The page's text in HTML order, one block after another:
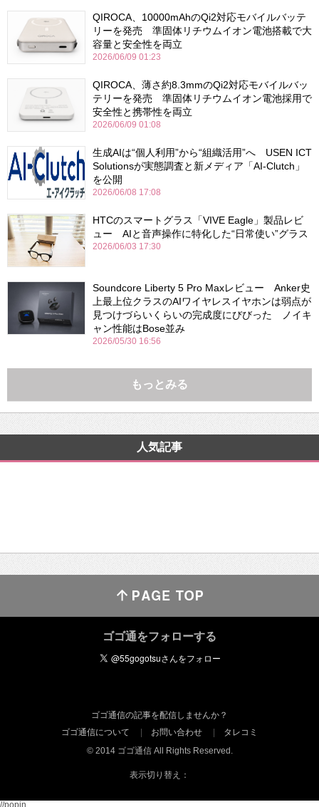
QIROCA、10000mAhのQi2対応モバイルバッテ
リーを発売 準固体リチウムイオン電池搭載で大
容量と安全性を両立
2026/06/09 01:23
QIROCA、薄さ約8.3mmのQi2対応モバイルバッ
テリーを発売 準固体リチウムイオン電池採用で
安全性と携帯性を両立
2026/06/09 01:08
生成AIは“個人利用”から“組織活用”へ USEN ICT
Solutionsが実態調査と新メディア「AI-Clutch」
を公開
2026/06/08 17:08
HTCのスマートグラス「VIVE Eagle」製品レビ
ュー AIと音声操作に特化した“日常使い”グラス
2026/06/03 17:30
Soundcore Liberty 5 Pro Maxレビュー Anker史
上最上位クラスのAIワイヤレスイヤホンは弱点が
見つけづらいくらいの完成度にびびった ノイキ
ャン性能はBose並み
2026/05/30 16:56
もっとみる
人気記事
ゴゴ通をフォローする
ゴゴ通信の記事を配信しませんか？
ゴゴ通信について
お問い合わせ
タレコミ
© 2014 ゴゴ通信 All Rights Reserved.
表示切り替え：